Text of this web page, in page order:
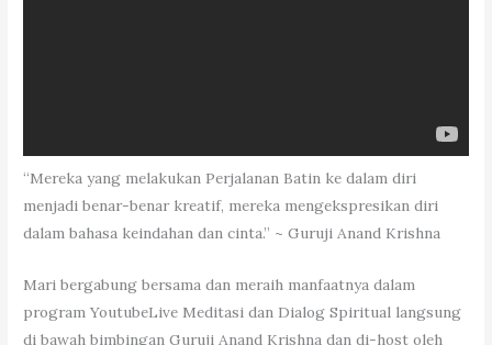
“Mereka yang melakukan Perjalanan Batin ke dalam diri
menjadi benar-benar kreatif, mereka mengekspresikan diri
dalam bahasa keindahan dan cinta.” ~ Guruji Anand Krishna
Mari bergabung bersama dan meraih manfaatnya dalam
program YoutubeLive Meditasi dan Dialog Spiritual langsung
di bawah bimbingan Guruji Anand Krishna dan di-host oleh